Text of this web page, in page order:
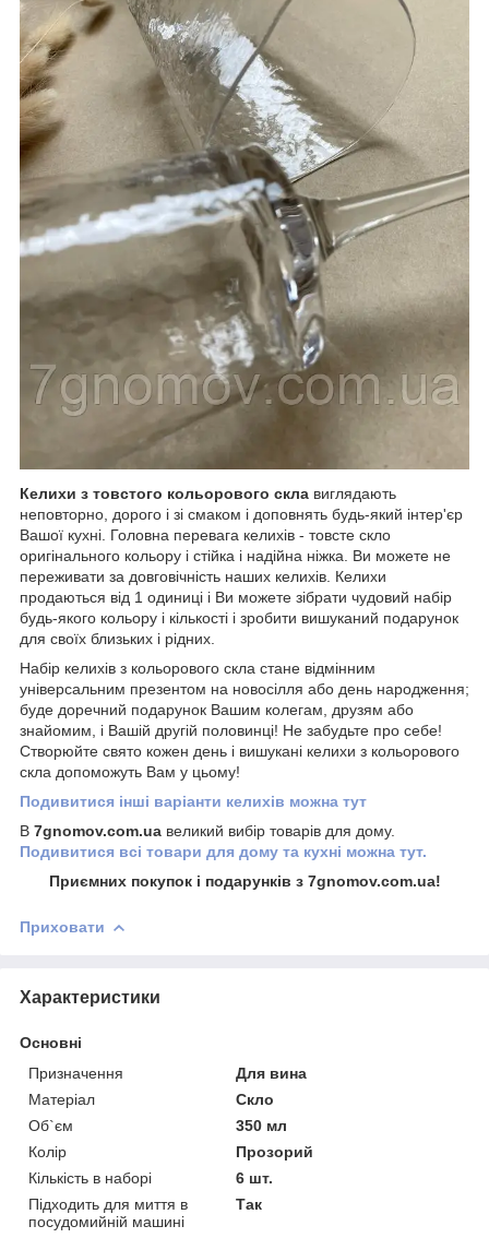
Келихи з товстого кольорового скла виглядають
неповторно, дорого і зі смаком і доповнять будь-який інтер'єр
Вашої кухні. Головна перевага келихів - товсте скло
оригінального кольору і стійка і надійна ніжка. Ви можете не
переживати за довговічність наших келихів. Келихи
продаються від 1 одиниці і Ви можете зібрати чудовий набір
будь-якого кольору і кількості і зробити вишуканий подарунок
для своїх близьких і рідних.
Набір келихів з кольорового скла стане відмінним
універсальним презентом на новосілля або день народження;
буде доречний подарунок Вашим колегам, друзям або
знайомим, і Вашій другій половинці! Не забудьте про себе!
Створюйте свято кожен день і вишукані келихи з кольорового
скла допоможуть Вам у цьому!
Подивитися інші варіанти келихів можна тут
В 7gnomov.com.ua великий вибір товарів для дому.
Подивитися всі товари для дому та кухні можна тут.
Приємних покупок і подарунків з 7gnomov.com.ua!
Приховати
Характеристики
Основні
Призначення
Для вина
Матеріал
Скло
Об`єм
350 мл
Колір
Прозорий
Кількість в наборі
6 шт.
Підходить для миття в
посудомийній машині
Так